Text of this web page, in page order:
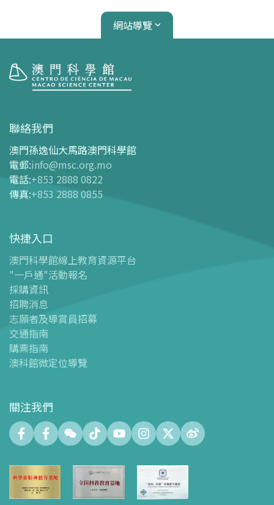
網站導覽
開放時間
交通指南
購票指南
- 網上購票
- 門票及優惠表
導覽圖
- 導覽圖
- 澳科館微定位導覽
場館設施
- 科學館兒童世界
- 展覽中心
- 天文館
- 會議中心
數字化製造實驗室 (FABLAB)
- 網絡實驗室 (NetLab)
創客空間 (Maker Space)
- 智學園地
十五號展廳
- 科創育才綜合空間
聯絡我們
澳門孫逸仙大馬路澳門科學館
電郵:info@msc.org.mo
電話:+853 2888 0822
傳真:+853 2888 0855
快捷入口
澳門科學館線上教育資源平台
"一戶通"活動報名
採購資訊
招聘消息
志願者及導賞員招募
交通指南
購票指南
澳科館微定位導覽
關注我們